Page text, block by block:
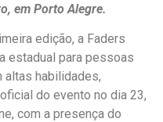
em Porto Alegre.
edição, a Faders
estadual para pessoas
habilidades,
do evento no dia 23,
com a presença do